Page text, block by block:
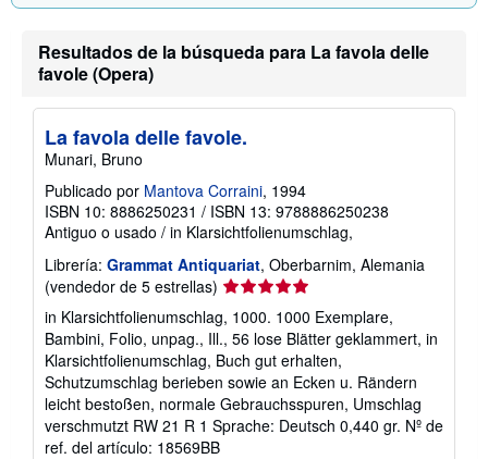
r
l
a
a
d
e
e
v
Resultados de la búsqueda para La favola delle
favole (Opera)
La favola delle favole.
Munari, Bruno
Publicado por Mantova Corraini, 1994
ISBN 10: 8886250231 / ISBN 13: 9788886250238
Antiguo o usado / in Klarsichtfolienumschlag,
Librería: Grammat Antiquariat, Oberbarnim, Alemania
(vendedor de 5 estrellas) Calificación
del
vendedor:
5
de
5
estrellas
in Klarsichtfolienumschlag, 1000. 1000 Exemplare,
Bambini, Folio, unpag., Ill., 56 lose Blätter geklammert, in
Klarsichtfolienumschlag, Buch gut erhalten,
Schutzumschlag berieben sowie an Ecken u. Rändern
leicht bestoßen, normale Gebrauchsspuren, Umschlag
verschmutzt RW 21 R 1 Sprache: Deutsch 0,440 gr. Nº de
ref. del artículo: 18569BB